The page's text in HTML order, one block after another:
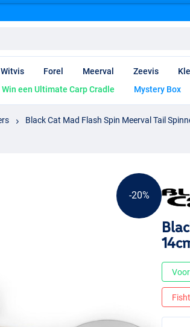
Witvis Forel Meerval Zeevis
Win een Ultimate Carp Cradle Mystery Box
Black Cat Mad Flash Spin Meerval Tail
-20%